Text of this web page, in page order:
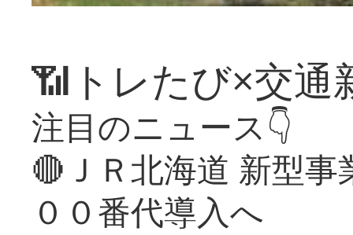
📶トレたび×交通
注目のニュース👇
🔴ＪＲ北海道 新型
００番代導入へ